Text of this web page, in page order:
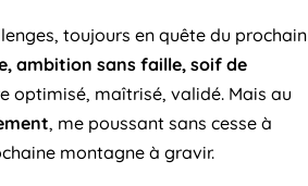
toujours en quête du prochain
ambition sans faille, soif de
optimisé, maîtrisé, validé. Mais au
, me poussant sans cesse à
montagne à gravir.